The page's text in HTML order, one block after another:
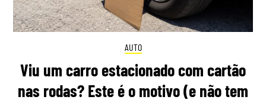
AUTO
Viu um carro estacionado com cartão
nas rodas? Este é o motivo (e não tem